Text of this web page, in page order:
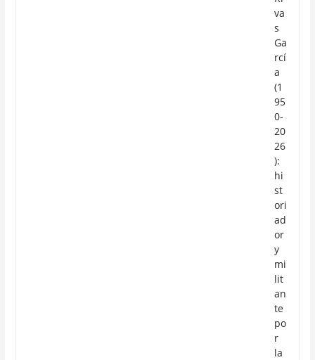
va
s
Ga
rcí
a
(1
95
0-
20
26
):
hi
st
ori
ad
or
y
mi
lit
an
te
po
r
la